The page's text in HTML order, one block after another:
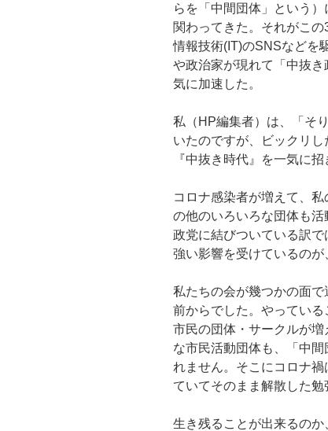
らを「中間団体」という
関わってきた。それがこの
情報技術(IT)のSNSなどを
や政治家が現れて「中抜
気に加速した。
私（HP編集者）は、「そ
いたのですが、ビックリ
『中抜き時代』を一気に
コロナ感染者が増えて、
の他のいろいろな団体も
政党に結びついている訳
強い影響を受けているのが
私たちの会が幾つかの面
前からでした。やってい
市民の団体・サークルが
な市民活動団体も、「中
れません。そこにコロナ
ていてそのまま解散した勉
生き残ることが出来るの